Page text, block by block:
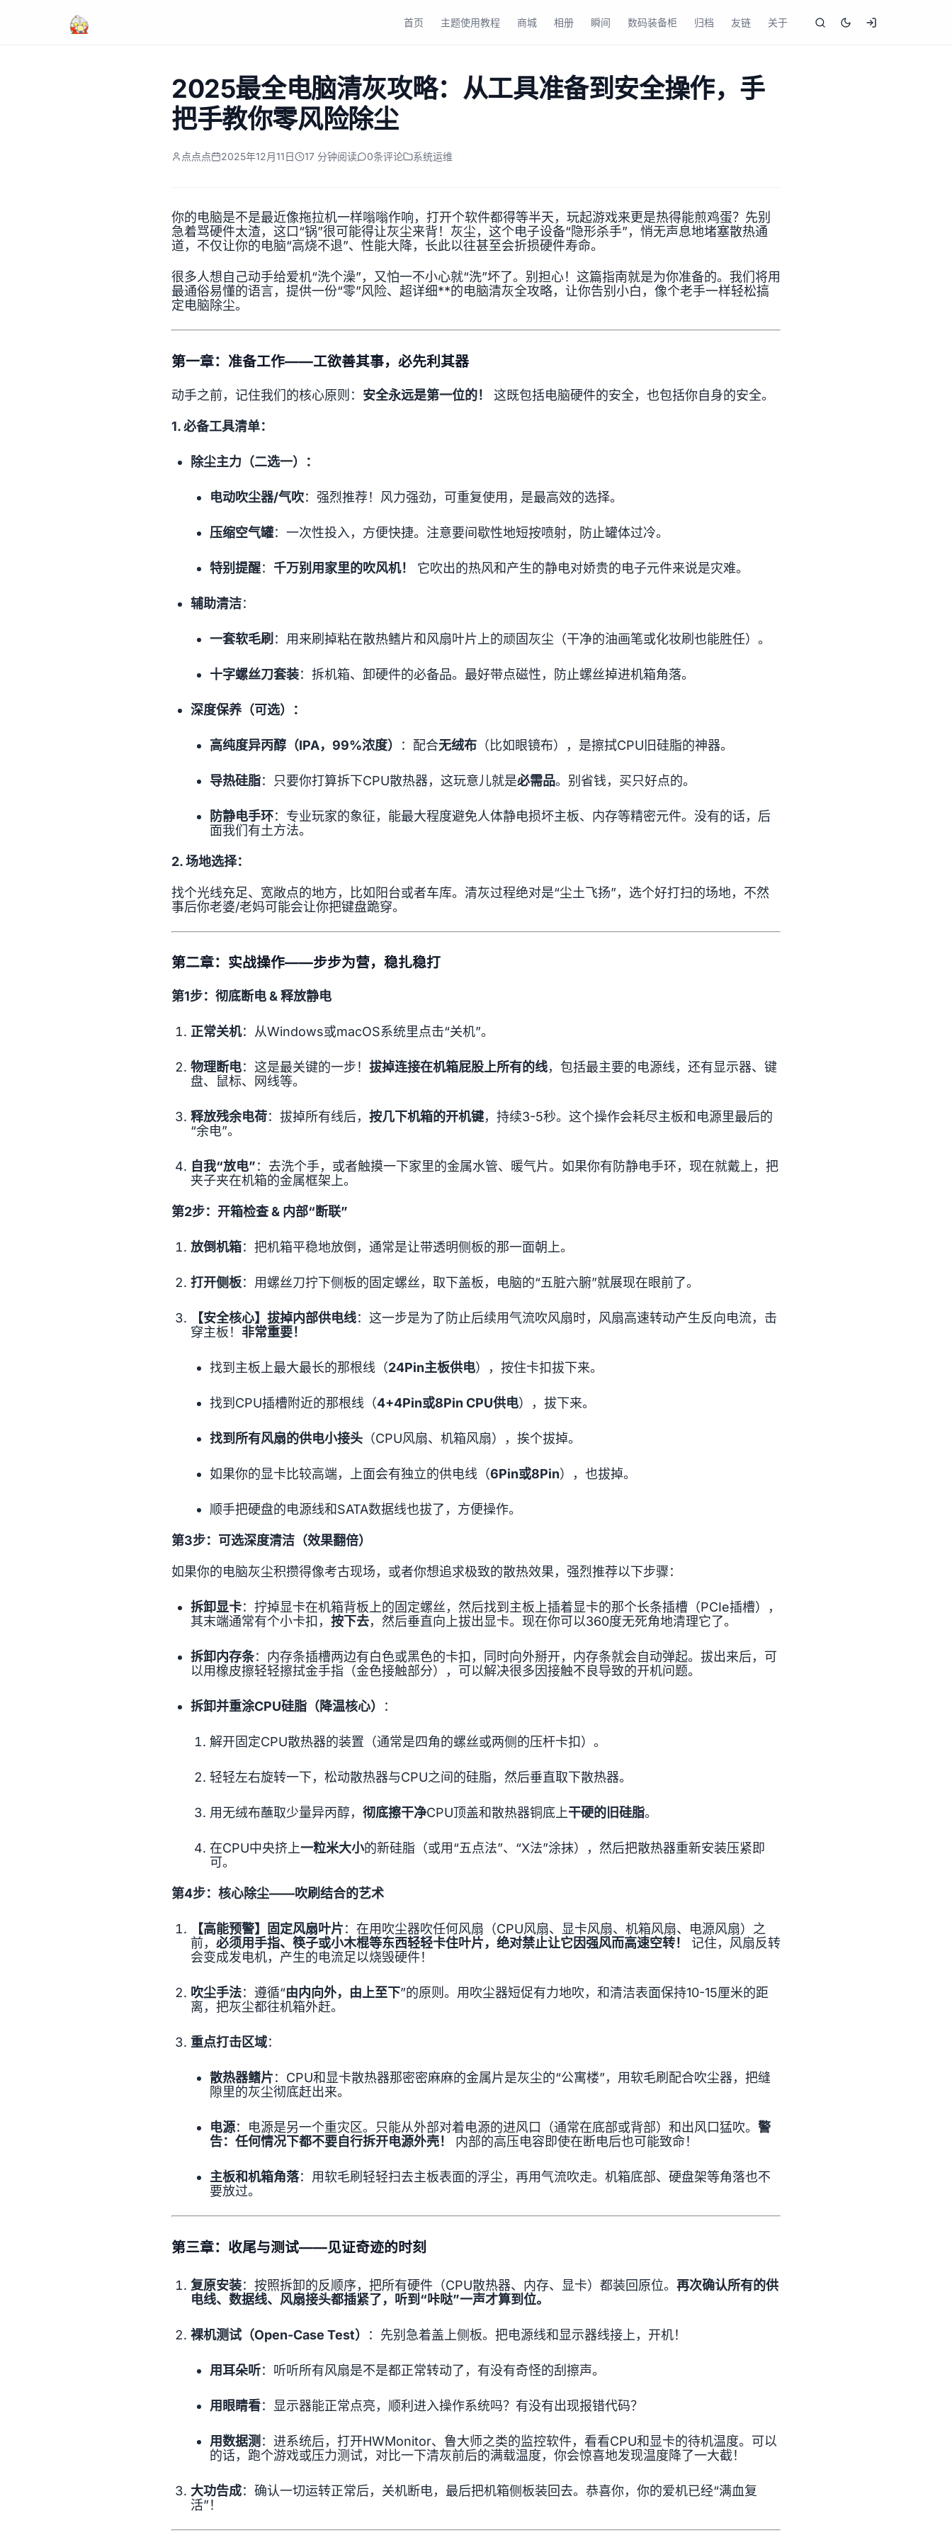
首页 主题使用教程 商城 相册 瞬间 数码装备柜 归档 友链 关于
2025最全电脑清灰攻略：从工具准备到安全操作，手
把手教你零风险除尘
点点点 2025年12月11日 17 分钟阅读 0条评论 系统运维
你的电脑是不是最近像拖拉机一样嗡嗡作响，打开个软件都得等半天，玩起游戏来更是热得能煎鸡蛋？先别
急着骂硬件太渣，这口“锅”很可能得让灰尘来背！灰尘，这个电子设备“隐形杀手”，悄无声息地堵塞散热通
道，不仅让你的电脑“高烧不退”、性能大降，长此以往甚至会折损硬件寿命。
很多人想自己动手给爱机“洗个澡”，又怕一不小心就“洗”坏了。别担心！这篇指南就是为你准备的。我们将用
最通俗易懂的语言，提供一份“零”风险、超详细**的电脑清灰全攻略，让你告别小白，像个老手一样轻松搞
定电脑除尘。
第一章：准备工作——工欲善其事，必先利其器
动手之前，记住我们的核心原则： 安全永远是第一位的！ 这既包括电脑硬件的安全，也包括你自身的安全。
1. 必备工具清单：
除尘主力（二选一）：
电动吹尘器/气吹：强烈推荐！风力强劲，可重复使用，是最高效的选择。
压缩空气罐：一次性投入，方便快捷。注意要间歇性地短按喷射，防止罐体过冷。
特别提醒： 千万别用家里的吹风机！ 它吹出的热风和产生的静电对娇贵的电子元件来说是灾难。
辅助清洁：
一套软毛刷 ：用来刷掉粘在散热鳍片和风扇叶片上的顽固灰尘（干净的油画笔或化妆刷也能胜任）。
十字螺丝刀套装：拆机箱、卸硬件的必备品。最好带点磁性，防止螺丝掉进机箱角落。
深度保养（可选）：
高纯度异丙醇（IPA，99%浓度） ：配合无绒布 （比如眼镜布），是擦拭CPU旧硅脂的神器。
导热硅脂：只要你打算拆下CPU散热器，这玩意儿就是必需品。别省钱，买只好点的。
防静电手环：专业玩家的象征，能最大程度避免人体静电损坏主板、内存等精密元件。没有的话，后
面我们有土方法。
2. 场地选择：
找个光线充足、宽敞点的地方，比如阳台或者车库。清灰过程绝对是“尘土飞扬”，选个好打扫的场地，不然
事后你老婆/老妈可能会让你把键盘跪穿。
第二章：实战操作——步步为营，稳扎稳打
第1步：彻底断电 & 释放静电
正常关机：从Windows或macOS系统里点击“关机”。
物理断电：这是最关键的一步！ 拔掉连接在机箱屁股上所有的线，包括最主要的电源线，还有显示器、键
盘、鼠标、网线等。
释放残余电荷：拔掉所有线后， 按几下机箱的开机键，持续3-5秒。这个操作会耗尽主板和电源里最后的
“余电”。
自我“放电”：去洗个手，或者触摸一下家里的金属水管、暖气片。如果你有防静电手环，现在就戴上，把
夹子夹在机箱的金属框架上。
第2步：开箱检查 & 内部“断联”
放倒机箱：把机箱平稳地放倒，通常是让带透明侧板的那一面朝上。
打开侧板：用螺丝刀拧下侧板的固定螺丝，取下盖板，电脑的“五脏六腑”就展现在眼前了。
【安全核心】拔掉内部供电线：这一步是为了防止后续用气流吹风扇时，风扇高速转动产生反向电流，击
穿主板！ 非常重要！
找到主板上最大最长的那根线（24Pin主板供电），按住卡扣拔下来。
找到CPU插槽附近的那根线（4+4Pin或8Pin CPU供电），拔下来。
找到所有风扇的供电小接头 （CPU风扇、机箱风扇），挨个拔掉。
如果你的显卡比较高端，上面会有独立的供电线（6Pin或8Pin），也拔掉。
顺手把硬盘的电源线和SATA数据线也拔了，方便操作。
第3步：可选深度清洁（效果翻倍）
如果你的电脑灰尘积攒得像考古现场，或者你想追求极致的散热效果，强烈推荐以下步骤：
拆卸显卡：拧掉显卡在机箱背板上的固定螺丝，然后找到主板上插着显卡的那个长条插槽（PCIe插槽），
其末端通常有个小卡扣， 按下去，然后垂直向上拔出显卡。现在你可以360度无死角地清理它了。
拆卸内存条：内存条插槽两边有白色或黑色的卡扣，同时向外掰开，内存条就会自动弹起。拔出来后，可
以用橡皮擦轻轻擦拭金手指（金色接触部分），可以解决很多因接触不良导致的开机问题。
拆卸并重涂CPU硅脂（降温核心） ：
解开固定CPU散热器的装置（通常是四角的螺丝或两侧的压杆卡扣）。
轻轻左右旋转一下，松动散热器与CPU之间的硅脂，然后垂直取下散热器。
用无绒布蘸取少量异丙醇， 彻底擦干净CPU顶盖和散热器铜底上干硬的旧硅脂。
在CPU中央挤上一粒米大小的新硅脂（或用“五点法”、“X法”涂抹），然后把散热器重新安装压紧即
可。
第4步：核心除尘——吹刷结合的艺术
【高能预警】固定风扇叶片：在用吹尘器吹任何风扇（CPU风扇、显卡风扇、机箱风扇、电源风扇）之
前， 必须用手指、筷子或小木棍等东西轻轻卡住叶片，绝对禁止让它因强风而高速空转！
记住，风扇反转
会变成发电机，产生的电流足以烧毁硬件！
吹尘手法：遵循“由内向外，由上至下”的原则。用吹尘器短促有力地吹，和清洁表面保持10-15厘米的距
离，把灰尘都往机箱外赶。
重点打击区域：
散热器鳍片：CPU和显卡散热器那密密麻麻的金属片是灰尘的“公寓楼”，用软毛刷配合吹尘器，把缝
隙里的灰尘彻底赶出来。
电源：电源是另一个重灾区。只能从外部对着电源的进风口（通常在底部或背部）和出风口猛吹。 警
告：任何情况下都不要自行拆开电源外壳！
内部的高压电容即使在断电后也可能致命！
主板和机箱角落：用软毛刷轻轻扫去主板表面的浮尘，再用气流吹走。机箱底部、硬盘架等角落也不
要放过。
第三章：收尾与测试——见证奇迹的时刻
复原安装：按照拆卸的反顺序，把所有硬件（CPU散热器、内存、显卡）都装回原位。 再次确认所有的供
电线、数据线、风扇接头都插紧了，听到“咔哒”一声才算到位。
裸机测试（Open-Case Test） ：先别急着盖上侧板。把电源线和显示器线接上，开机！
用耳朵听：听听所有风扇是不是都正常转动了，有没有奇怪的刮擦声。
用眼睛看：显示器能正常点亮，顺利进入操作系统吗？有没有出现报错代码？
用数据测 ：进系统后，打开HWMonitor、鲁大师之类的监控软件，看看CPU和显卡的待机温度。可以
的话，跑个游戏或压力测试，对比一下清灰前后的满载温度，你会惊喜地发现温度降了一大截！
大功告成：确认一切运转正常后，关机断电，最后把机箱侧板装回去。恭喜你，你的爱机已经“满血复
活”！